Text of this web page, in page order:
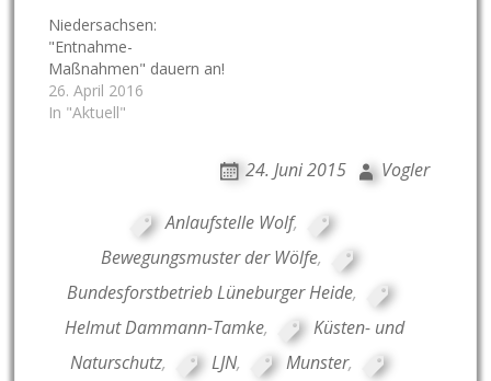
Niedersachsen:
"Entnahme-
Maßnahmen" dauern an!
26. April 2016
In "Aktuell"
24. Juni 2015 Vogler
Anlaufstelle Wolf,
Bewegungsmuster der Wölfe,
Bundesforstbetrieb Lüneburger Heide,
Helmut Dammann-Tamke,
Küsten- und
Naturschutz, LJN, Munster,